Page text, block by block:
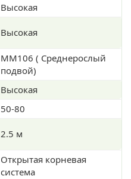
Высокая
Высокая
ММ106 ( Среднерослый
подвой)
Высокая
50-80
2.5 м
Открытая корневая
система